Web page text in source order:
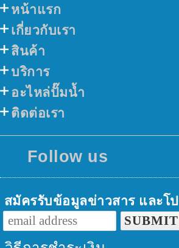
หน้าแรก
เกี่ยวกับเรา
สินค้า
บริการ
อะไหล่ปั๊มน้ำ
ติดต่อเรา
Follow us
สมัครรับข้อมูลข่าวสาร และโ